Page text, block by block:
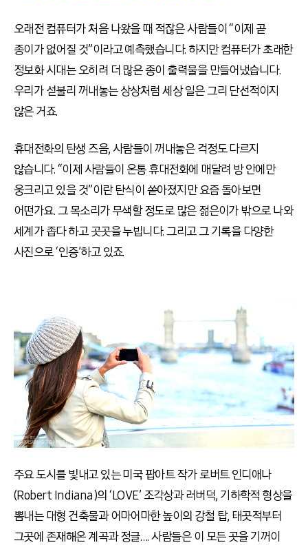
오래전 컴퓨터가 처음 나왔을 때 적잖은 사람들이 “이제 곧
종이가 없어질 것”이라고 예측했습니다. 하지만 컴퓨터가 초래한
정보화 시대는 오히려 더 많은 종이 출력물을 만들어냈습니다.
우리가 섣불리 꺼내놓는 상상처럼 세상 일은 그리 단선적이지
않은 거죠.
휴대전화의 탄생 즈음, 사람들이 꺼내놓은 걱정도 다르지
않습니다. “이제 사람들이 온통 휴대전화에 매달려 방 안에만
웅크리고 있을 것”이란 탄식이 쏟아졌지만 요즘 돌아보면
어떤가요. 그 목소리가 무색할 정도로 많은 젊은이가 밖으로 나와
세계가 좁다 하고 곳곳을 누빕니다. 그리고 그 기록을 다양한
사진으로 ‘인증’하고 있죠.
주요 도시를 빛내고 있는 미국 팝아트 작가 로버트 인디애나
(Robert Indiana)의 ‘LOVE’ 조각상과 러버덕, 기하학적 형상을
뽐내는 대형 건축물과 어마어마한 높이의 강철 탑, 태곳적부터
그곳에 존재해온 계곡과 정글…. 사람들은 이 모든 곳을 기꺼이